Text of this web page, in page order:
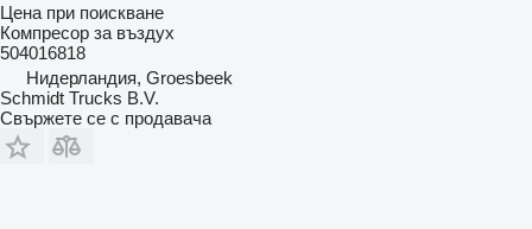
Цена при поискване
Компресор за въздух
504016818
Нидерландия, Groesbeek
Schmidt Trucks B.V.
Свържете се с продавача